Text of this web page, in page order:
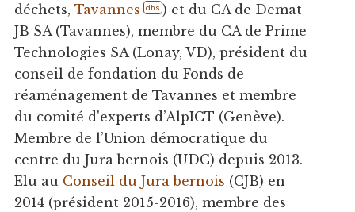
déchets, Tavannes dhs ) et du CA de Demat
JB SA (Tavannes), membre du CA de Prime
Technologies SA (Lonay, VD), président du
conseil de fondation du Fonds de
réaménagement de Tavannes et membre
du comité d'experts d’AlpICT (Genève).
Membre de l’Union démocratique du
centre du Jura bernois (UDC) depuis 2013.
Elu au Conseil du Jura bernois (CJB) en
2014 (président 2015-2016), membre des